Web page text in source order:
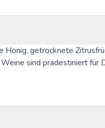
Honig, getrocknete
sind prädestiniert für